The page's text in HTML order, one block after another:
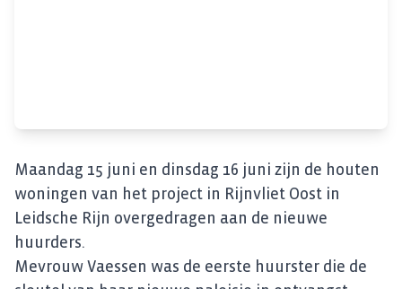
Maandag 15 juni en dinsdag 16 juni zijn de houten
woningen van het project in Rijnvliet Oost in
Leidsche Rijn overgedragen aan de nieuwe
huurders.
Mevrouw Vaessen was de eerste huurster die de